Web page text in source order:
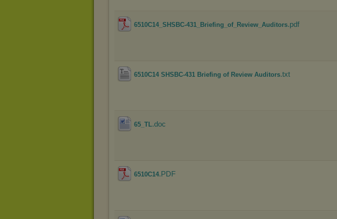
Wyrażenie sprzeciwu
będzie dopasowana do Twoich
wyświetlona przypadkowo.
Istnieje możliwość zmiany
sposób uniemożliwiający
urządzeniu końcowym. Można
dokonując odpowiednich zmian
internetowej.
Pełną informację na ten
6510C14_SHSBC-431_Briefing_of_Review_Auditors.pdf
6510C14 SHSBC-431 Briefing of Review Auditors.txt
65_TL.doc
6510C14.PDF